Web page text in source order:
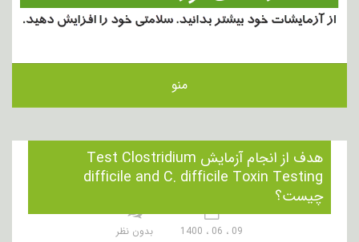
منو
هدف از انجام آزمایش Test Clostridium
difficile and C. difficile Toxin Testing
چیست؟
09 ، 06 ، 1400 بدون نظر